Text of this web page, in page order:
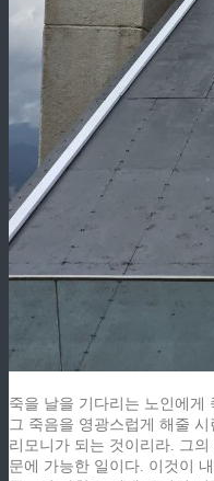
죽을 날을 기다리는 노인에게
그 죽음을 영광스럽게 해줄
리모니가 되는 것이리라. 그
문에 가능한 일이다. 이것이